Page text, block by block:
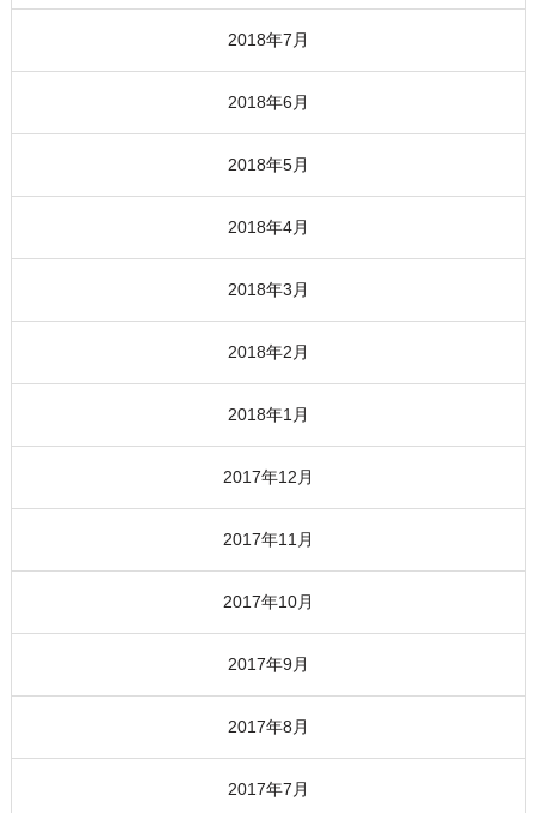
2018年7月
2018年6月
2018年5月
2018年4月
2018年3月
2018年2月
2018年1月
2017年12月
2017年11月
2017年10月
2017年9月
2017年8月
2017年7月